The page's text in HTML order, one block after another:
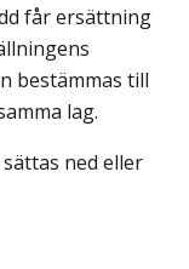
får ersättning
bestämmas till
lag.
ned eller